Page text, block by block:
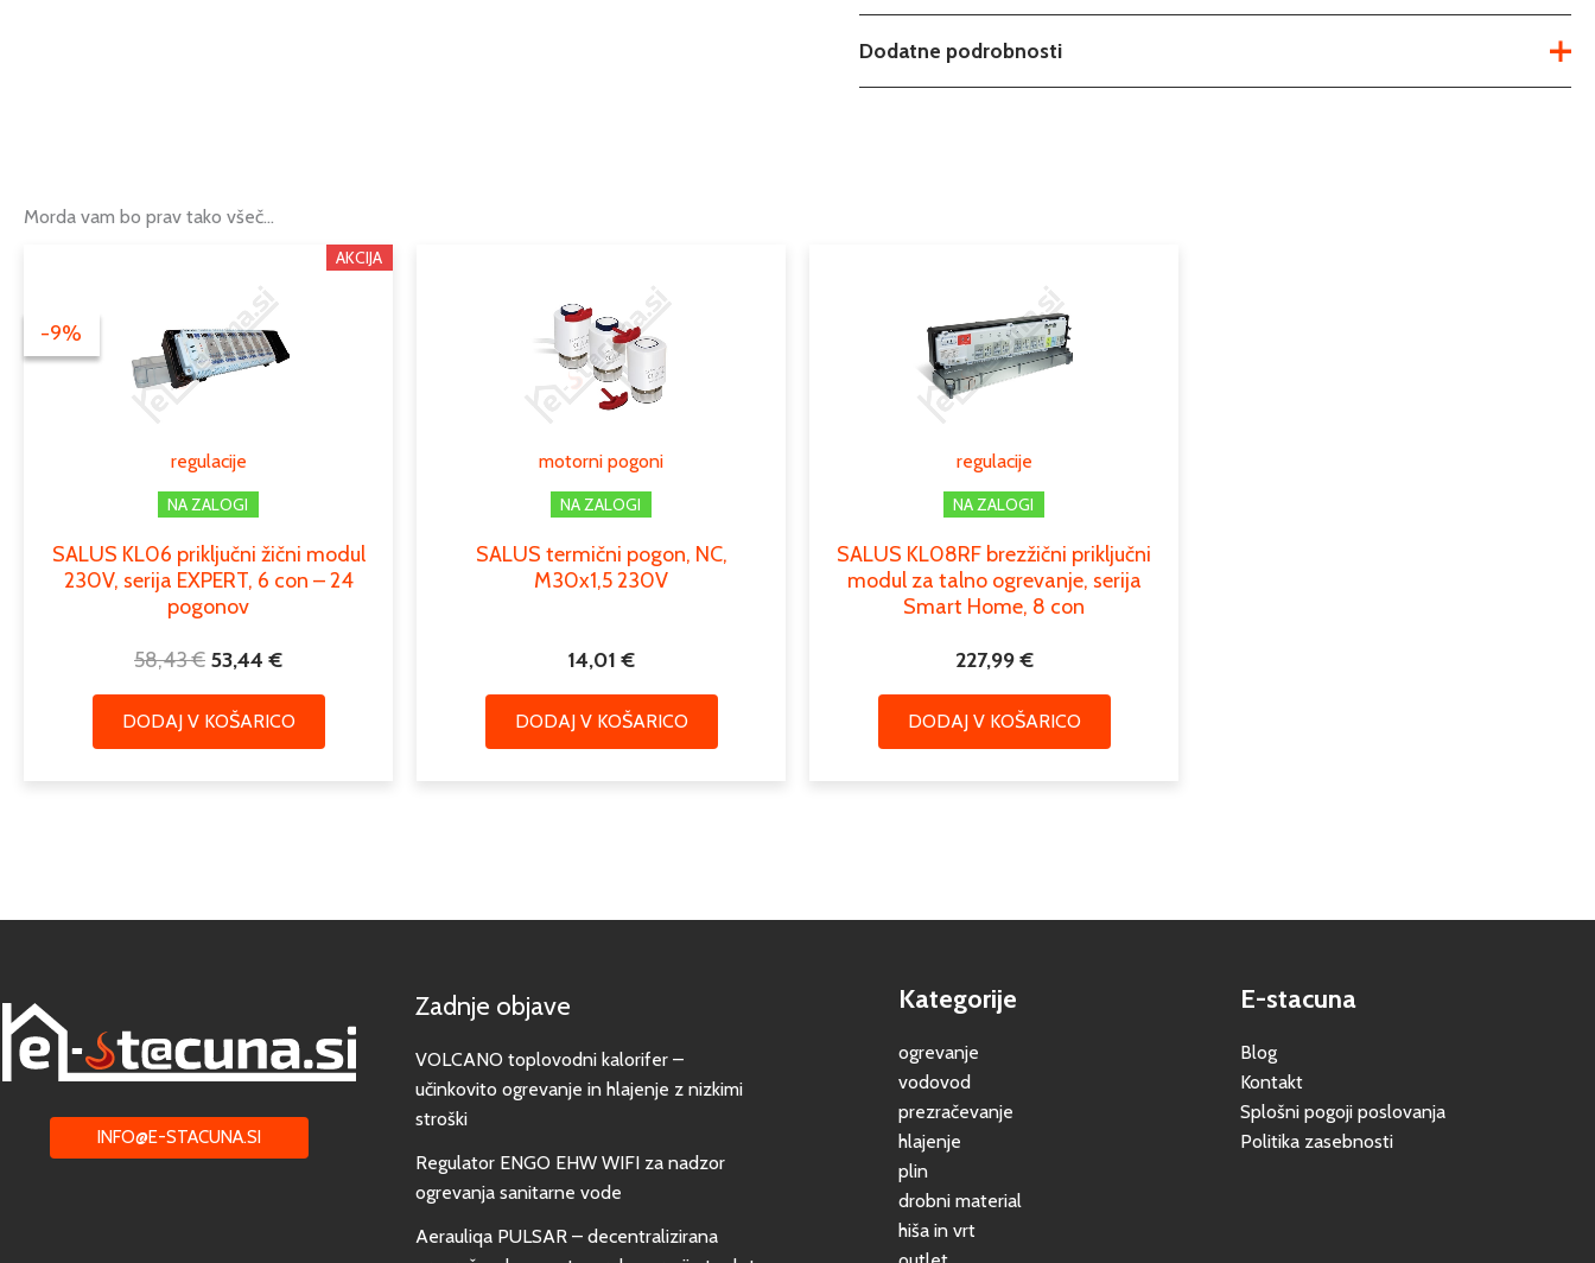
Dodatne podrobnosti
Morda vam bo prav tako všeč…
-9%
AKCIJA
regulacije
-9%
NA ZALOGI
SALUS KL06 priključni žični modul
230V, serija EXPERT, 6 con – 24
pogonov
58,43€
bila:
58,43 €.
53,44 €
Trenutna
53,44 €.
DODAJ V KOŠARICO
motorni pogoni
NA ZALOGI
SALUS termični pogon, NC,
M30x1,5 230V
14,01 €
DODAJ V KOŠARICO
regulacije
NA ZALOGI
SALUS KL08RF brezžični priključni
modul za talno ogrevanje, serija
Smart Home, 8 con
227,99€
DODAJ V KOŠARICO
INFO@E-STACUNA.SI
Zadnje objave
VOLCANO toplovodni kalorifer –
učinkovito ogrevanje in hlajenje z nizkimi
stroški
Regulator ENGO EHW WIFI za nadzor
ogrevanja sanitarne vode
Aerauliqa PULSAR – decentralizirana
Kategorije
ogrevanje
vodovod
prezračevanje
hlajenje
plin
drobni material
hiša in vrt
E-stacuna
Blog
Kontakt
Splošni pogoji poslovanja
Politika zasebnosti